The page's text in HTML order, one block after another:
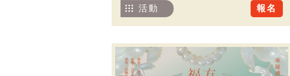
報名
活動